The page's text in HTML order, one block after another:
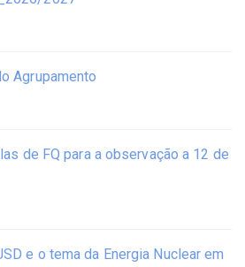
Agrupamento
de FQ para a observação a 12 de
e o tema da Energia Nuclear em